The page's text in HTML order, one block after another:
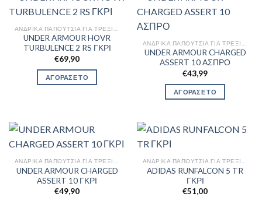
UNDER ARMOUR HOVR
TURBULENCE 2 RS ΓΚΡΙ
€69,90
ΑΓΟΡΑΣΕ ΤΟ
UNDER ARMOUR CHARGED
ASSERT 10 ΑΣΠΡΟ
€43,99
ΑΓΟΡΑΣΕ ΤΟ
UNDER ARMOUR CHARGED
ASSERT 10 ΓΚΡΙ
€49,90
ADIDAS RUNFALCON 5 TR
ΓΚΡΙ
€51,00